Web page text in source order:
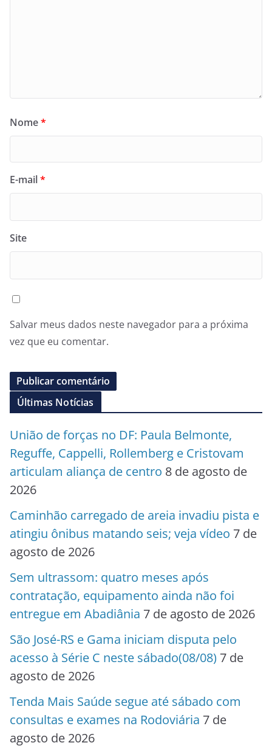
Nome*
E-mail*
Site
Salvar meus dados neste navegador para a próxima
vez que eu comentar.
Últimas Notícias
União de forças no DF: Paula Belmonte,
Reguffe, Cappelli, Rollemberg e Cristovam
articulam aliança de centro 8 de agosto de
2026
Caminhão carregado de areia invadiu pista e
atingiu ônibus matando seis; veja vídeo 7 de
agosto de 2026
Sem ultrassom: quatro meses após
contratação, equipamento ainda não foi
entregue em Abadiânia 7 de agosto de 2026
São José-RS e Gama iniciam disputa pelo
acesso à Série C neste sábado(08/08) 7 de
agosto de 2026
Tenda Mais Saúde segue até sábado com
consultas e exames na Rodoviária 7 de
agosto de 2026